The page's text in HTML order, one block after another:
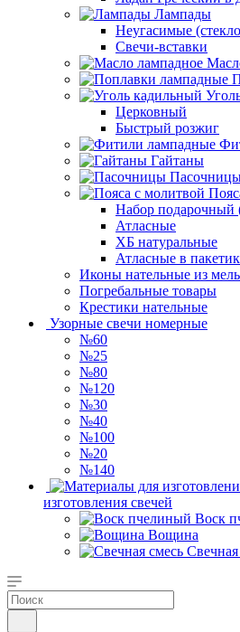
Лампады
Неугасимые
Свечи-вставки
Церковный
Быстрый розжиг
Гайтаны
Набор подарочный
Атласные
ХБ натуральные
Атласные в
Иконы нательные из
Погребальные товары
Крестики нательные
Узорные свечи номерные
№60
№25
№80
№120
№30
№40
№100
№20
№140
изготовления свечей
Воск
Вощина
Свечная